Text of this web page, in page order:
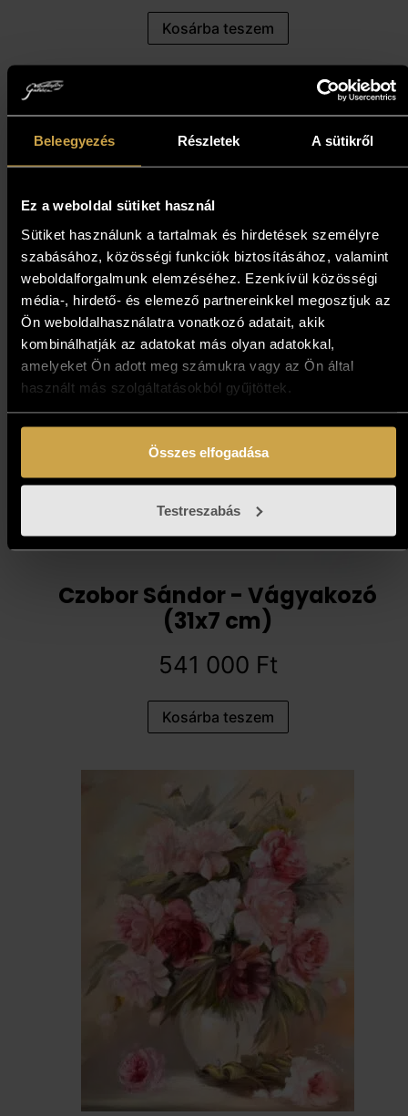
Beleegyezés Részletek A sütikről
Ez a weboldal sütiket használ
Sütiket használunk a tartalmak és hirdetések személyre
szabásához, közösségi funkciók biztosításához, valamint
weboldalforgalmunk elemzéséhez. Ezenkívül közösségi
média-, hirdető- és elemező partnereinkkel megosztjuk az
Ön weboldalhasználatra vonatkozó adatait, akik
kombinálhatják az adatokat más olyan adatokkal,
amelyeket Ön adott meg számukra vagy az Ön által
használt más szolgáltatásokból gyűjtöttek.
Összes elfogadása
Testreszabás
Kosárba teszem
Czobor Sándor - Vágyakozó
(31x7 cm)
541 000 Ft
Kosárba teszem